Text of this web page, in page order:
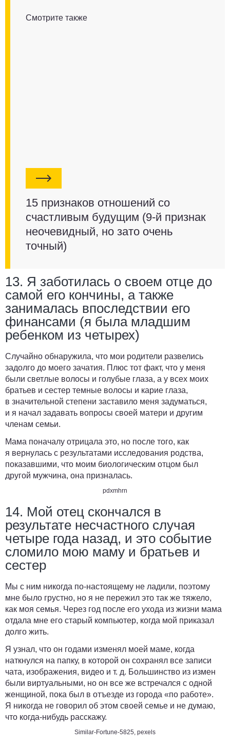
Смотрите также
15 признаков отношений со
счастливым будущим (9-й признак
неочевидный, но зато очень
точный)
13. Я заботилась о своем отце до
самой его кончины, а также
занималась впоследствии его
финансами (я была младшим
ребенком из четырех)
Случайно обнаружила, что мои родители развелись
задолго до моего зачатия. Плюс тот факт, что у меня
были светлые волосы и голубые глаза, а у всех моих
братьев и сестер темные волосы и карие глаза,
в значительной степени заставило меня задуматься,
и я начал задавать вопросы своей матери и другим
членам семьи.
Мама поначалу отрицала это, но после того, как
я вернулась с результатами исследования родства,
показавшими, что моим биологическим отцом был
другой мужчина, она призналась.
pdxmhrn
14. Мой отец скончался в
результате несчастного случая
четыре года назад, и это событие
сломило мою маму и братьев и
сестер
Мы с ним никогда по-настоящему не ладили, поэтому
мне было грустно, но я не пережил это так же тяжело,
как моя семья. Через год после его ухода из жизни мама
отдала мне его старый компьютер, когда мой приказал
долго жить.
Я узнал, что он годами изменял моей маме, когда
наткнулся на папку, в которой он сохранял все записи
чата, изображения, видео и т. д. Большинство из измен
были виртуальными, но он все же встречался с одной
женщиной, пока был в отъезде из города «по работе».
Я никогда не говорил об этом своей семье и не думаю,
что когда-нибудь расскажу.
Similar-Fortune-5825, pexels